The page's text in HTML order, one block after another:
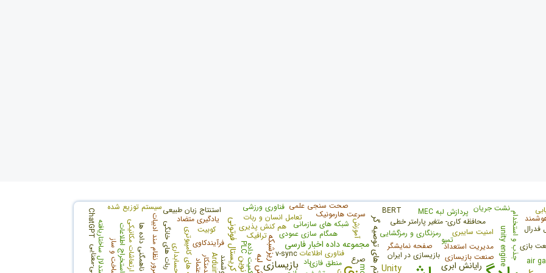
بازیسازی Unity رایانش ابری سیستم های توصیه گر ریزشبکه مجموعه داده اخبار فارسی فیبر کریستال فوتونی
بازی
صنعت بازیسازی
فناوری اطلاعات
بازیسازی در ایران
unity engine
v-sync
همگام سازی عمودی
صفحه نمایشگر
فرآیندکاوی
رمزنگاری و رمزگشایی شبکه های کامپیوتری مرور نظام مند ادبیات جذب و استخدام مدیریت استعداد حاکمیت داده
هم کنش پذیری محافظه کاری- متغیر پارامتر خطی
منطق فازی
پردازش لبه MEC
شبکه های سازمانی
امنیت سایبری ربات های خانگی
تعامل انسان و ربات
فدرال
ناهمگنی داده ها
صحت سنجی علمی
یادگیری متضاد استدلال ساختاریافته
استنتاج زبان طبیعی
استخراج اطلاعات صرع ساخت و ساز ارتعاشات مکانیکی air
آموزش
سیستم توزیع شده
اعتماد
فناوری ورزشی
نشت جریان
سرعت هارمونیک
PLC
ChatGPT
باد
ترافیک
کوبیت
تمپو
BERT